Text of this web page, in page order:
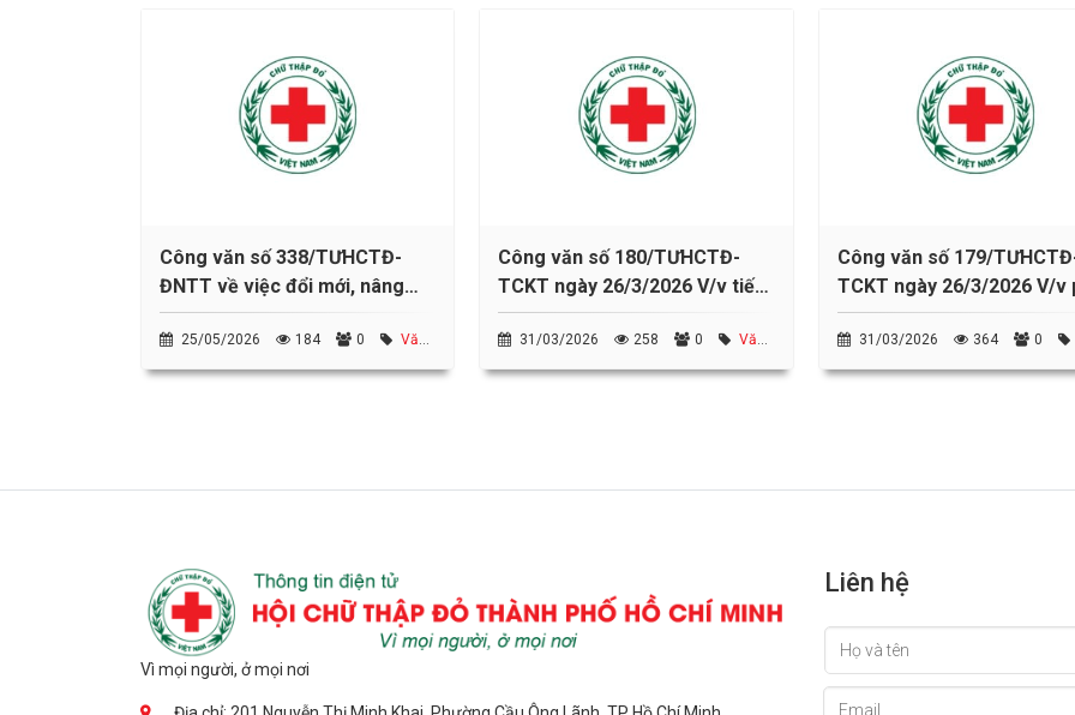
Công văn số 338/TƯHCTĐ-
ĐNTT về việc đổi mới, nâng
cao chất lượng nội dung truyền
thông trên website và
fanpage Hội Chữ thập đỏ các
25/05/2026 184 0
Văn
Công văn số 180/TƯHCTĐ-
TCKT ngày 26/3/2026 V/v tiếp
tục chuẩn bị và tổ chức Đại hội
Hội Chữ thập đỏ các cấp,
nhiệm kỳ 2026-2031
31/03/2026 258 0
Văn
Công văn số 179/
TCKT ngày 26/3/2026 V/v
hợp chỉ đạo đại hội Hội Chữ
thập đỏ các cấp
31/03/2026 364 0
Vì mọi người, ở mọi nơi
Liên hệ